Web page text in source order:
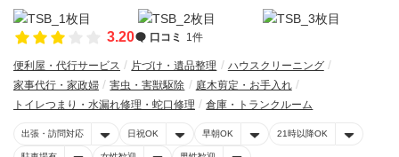
3.20 口コミ 1件
便利屋・代行サービス 片づけ・遺品整理
ハウスクリーニング
家事代行・家政婦
害虫・害獣駆除
庭木剪定・お手入れ
トイレつまり・水漏れ修理・蛇口修理
倉庫・トランクルーム
出張・訪問対応 日祝OK 早朝OK 21時以降OK